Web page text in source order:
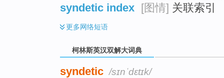
syndetic index [图情] 关联索引
更多网络短语
柯林斯英汉双解大词典
syndetic /sɪnˈdɛtɪk/